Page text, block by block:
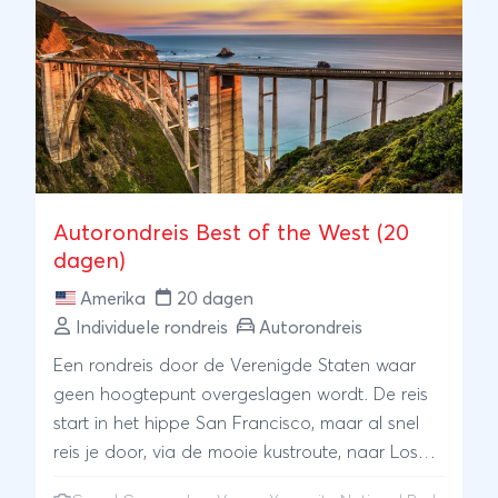
Autorondreis Best of the West (20
dagen)
Amerika
20 dagen
Individuele rondreis
Autorondreis
Een rondreis door de Verenigde Staten waar
geen hoogtepunt overgeslagen wordt. De reis
start in het hippe San Francisco, maar al snel
reis je door, via de mooie kustroute, naar Los